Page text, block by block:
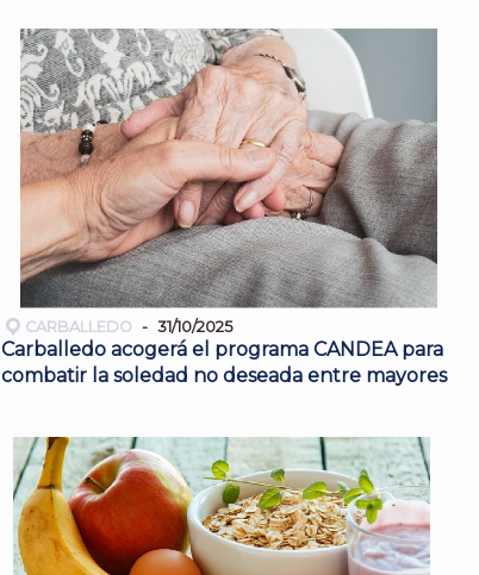
CARBALLEDO 31/10/2025
Carballedo acogerá el programa CANDEA para
combatir la soledad no deseada entre mayores